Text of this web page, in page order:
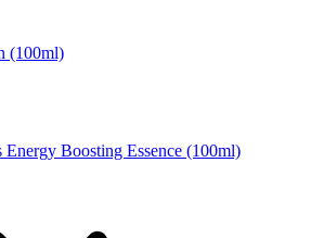
(100ml)
Boosting Essence (100ml)